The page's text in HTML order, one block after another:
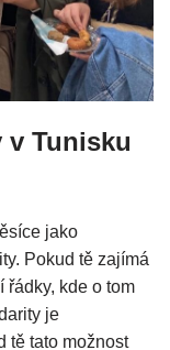
Tunisku
jako
Pokud tě zajímá
řádky, kde o tom
je
tě tato možnost